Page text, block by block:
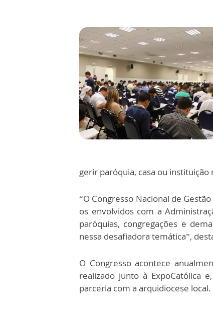
gerir paróquia, casa ou instituição
“O Congresso Nacional de
os envolvidos com a
paróquias, congregações e
nessa desafiadora temática”,
O Congresso acontece
realizado junto à ExpoCatólica
parceria com a arquidiocese local.